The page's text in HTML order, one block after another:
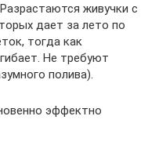
живучки с
дает за лето по
тогда как
Не требуют
полива).
эффектно